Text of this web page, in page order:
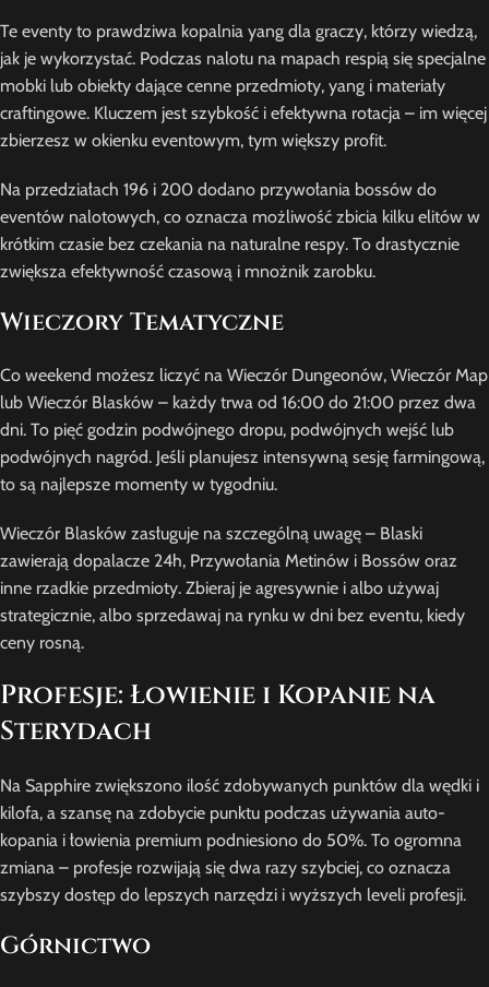
Te eventy to prawdziwa kopalnia yang dla graczy, którzy wiedzą,
jak je wykorzystać. Podczas nalotu na mapach respią się specjalne
mobki lub obiekty dające cenne przedmioty, yang i materiały
craftingowe. Kluczem jest szybkość i efektywna rotacja – im więcej
zbierzesz w okienku eventowym, tym większy profit.
Na przedziałach 196 i 200 dodano przywołania bossów do
eventów nalotowych, co oznacza możliwość zbicia kilku elitów w
krótkim czasie bez czekania na naturalne respy. To drastycznie
zwiększa efektywność czasową i mnożnik zarobku.
Wieczory Tematyczne
Co weekend możesz liczyć na Wieczór Dungeonów, Wieczór Map
lub Wieczór Blasków – każdy trwa od 16:00 do 21:00 przez dwa
dni. To pięć godzin podwójnego dropu, podwójnych wejść lub
podwójnych nagród. Jeśli planujesz intensywną sesję farmingową,
to są najlepsze momenty w tygodniu.
Wieczór Blasków zasługuje na szczególną uwagę – Blaski
zawierają dopalacze 24h, Przywołania Metinów i Bossów oraz
inne rzadkie przedmioty. Zbieraj je agresywnie i albo używaj
strategicznie, albo sprzedawaj na rynku w dni bez eventu, kiedy
ceny rosną.
Profesje: Łowienie i Kopanie na
Sterydach
Na Sapphire zwiększono ilość zdobywanych punktów dla wędki i
kilofa, a szansę na zdobycie punktu podczas używania auto-
kopania i łowienia premium podniesiono do 50%. To ogromna
zmiana – profesje rozwijają się dwa razy szybciej, co oznacza
szybszy dostęp do lepszych narzędzi i wyższych leveli profesji.
Górnictwo